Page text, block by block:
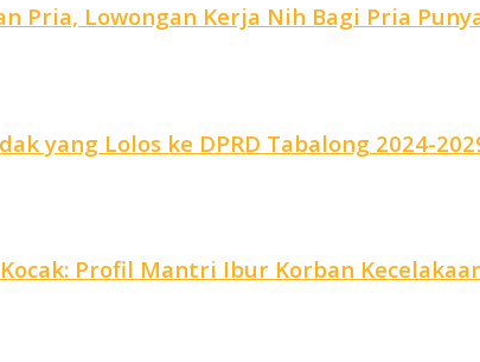
Pria, Lowongan Kerja Nih Bagi Pria
yang Lolos ke DPRD Tabalong 2024-
Profil Mantri Ibur Korban